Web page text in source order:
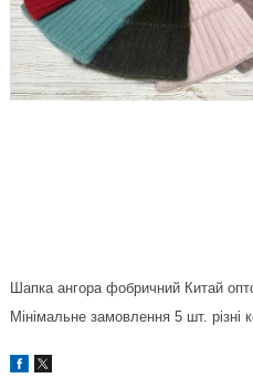
Шапка ангора фобричний Китай
Мінімальне замовлення 5 шт. різні